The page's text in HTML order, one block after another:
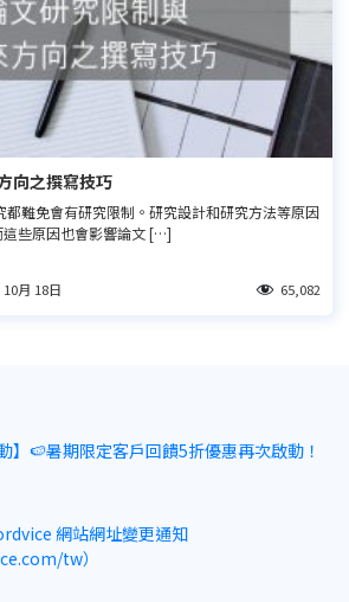
向之撰寫技巧
都難免會有研究限制。研究設計和研究方法等原因
些原因也會影響論文 […]
月 18日 65,082
】🍉暑期限定客戶回饋5折優惠再次啟動！
網站網址變更通知
tw）